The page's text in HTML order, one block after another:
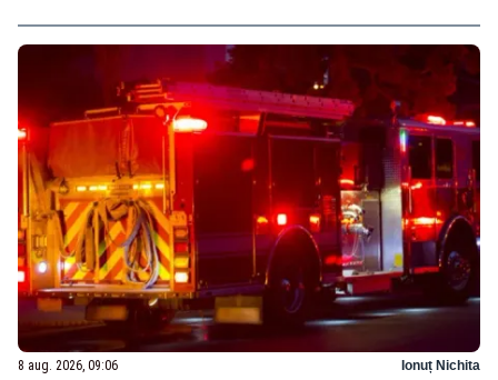
8 aug. 2026, 09:06 Ionuț Nichita